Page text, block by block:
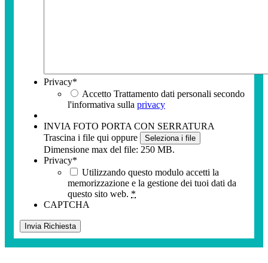
Privacy*
Accetto Trattamento dati personali secondo
l'informativa sulla privacy
INVIA FOTO PORTA CON SERRATURA
Trascina i file qui oppure
Seleziona i file
Dimensione max del file: 250 MB.
Privacy*
Utilizzando questo modulo accetti la
memorizzazione e la gestione dei tuoi dati da
questo sito web. *
CAPTCHA